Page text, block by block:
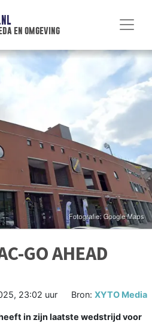
en omgeving
GO AHEAD
23:02 uur Bron: XYTO Media
heeft in zijn laatste wedstrijd voor